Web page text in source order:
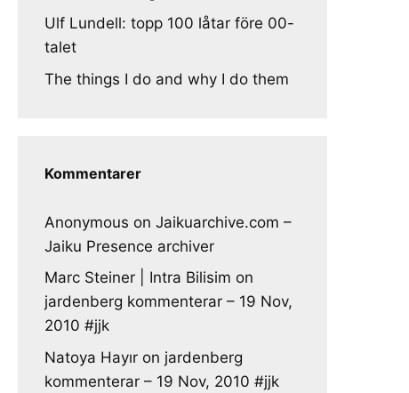
Ulf Lundell: topp 100 låtar före 00-
talet
The things I do and why I do them
Kommentarer
Anonymous on Jaikuarchive.com –
Jaiku Presence archiver
Marc Steiner | Intra Bilisim on
jardenberg kommenterar – 19 Nov,
2010 #jjk
Natoya Hayır on jardenberg
kommenterar – 19 Nov, 2010 #jjk